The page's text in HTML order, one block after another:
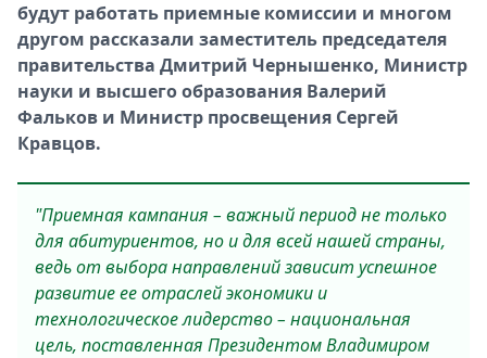
будут работать приемные комиссии и многом
другом рассказали заместитель председателя
правительства Дмитрий Чернышенко, Министр
науки и высшего образования Валерий
Фальков и Министр просвещения Сергей
Кравцов.
"Приемная кампания – важный период не только
для абитуриентов, но и для всей нашей страны,
ведь от выбора направлений зависит успешное
развитие ее отраслей экономики и
технологическое лидерство – национальная
цель, поставленная Президентом Владимиром